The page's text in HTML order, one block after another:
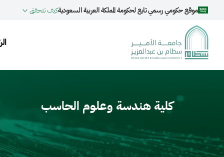
تجاوز إلى المحتوى الرئيسي
موقع حكومي رسمي تابع لحكومة المملكة العربية السعوديةكيف تتحقق
كلية هندسة وعلوم الحاسب